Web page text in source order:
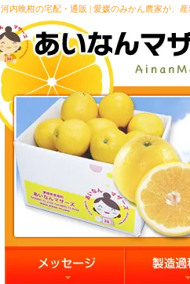
河内晩柑の宅配・通販 | 愛媛のみかん農家が、